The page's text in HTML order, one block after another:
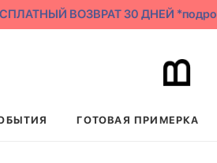
ВОЗВРАТ 30 ДНЕЙ
ГОТОВАЯ ПРИМЕРКА